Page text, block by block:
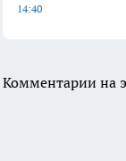
14:40
Комментарии на